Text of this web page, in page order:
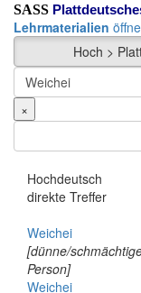
SASS
Lehrmaterialien
Hoch >
×
Hochdeutsch
direkte Treffer
Weichei
[dünne/
Person]
Weichei